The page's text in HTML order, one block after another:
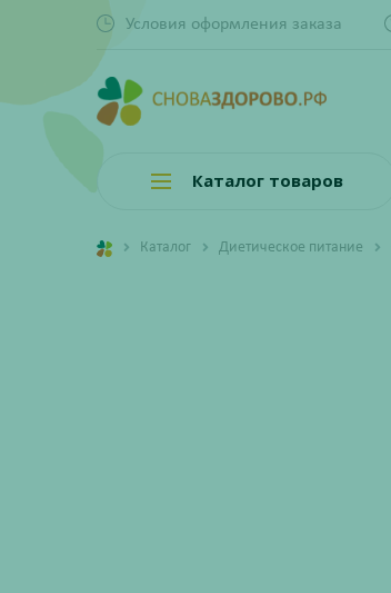
Условия оформления заказа
Каталог товаров
Каталог Диетическое питание